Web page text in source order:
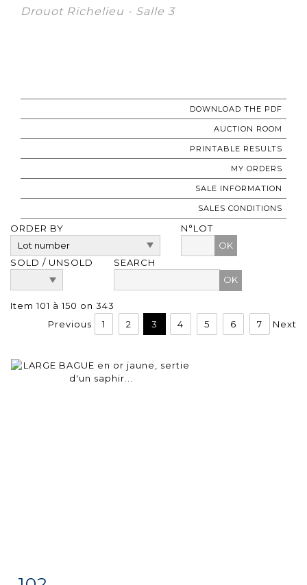
Drouot Richelieu - Salle 3
DOWNLOAD THE PDF
AUCTION ROOM
PRINTABLE RESULTS
MY ORDERS
SALE INFORMATION
SALES CONDITIONS
ORDER BY
N°LOT
OK
SOLD / UNSOLD
SEARCH
Item 101 à 150 on 343
Previous
1 2 3 4 5 6 7 Next
Item detail